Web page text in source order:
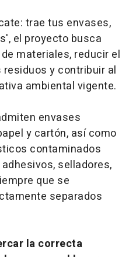
trae tus envases,
el proyecto busca
materiales, reducir el
y contribuir al
ambiental vigente.
envases
y cartón, así como
contaminados
selladores,
que se
separados
la correcta